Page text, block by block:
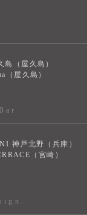
（屋久島）
（屋久島）
神戸北野（兵庫）
（宮崎）